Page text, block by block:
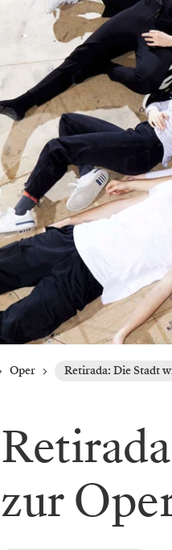
Oper Retirada: Die Stadt
zur